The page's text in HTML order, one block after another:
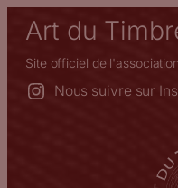
Aller
contenu
Art du
Site officiel de
Nous suivre sur